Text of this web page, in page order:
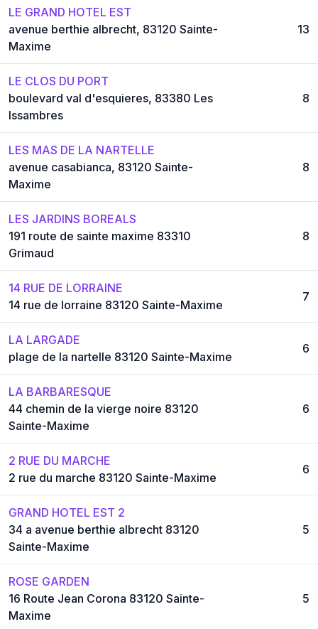
LE GRAND HOTEL EST
avenue berthie albrecht, 83120 Sainte-
Maxime
13
LE CLOS DU PORT
boulevard val d'esquieres, 83380 Les
Issambres
8
LES MAS DE LA NARTELLE
avenue casabianca, 83120 Sainte-
Maxime
8
LES JARDINS BOREALS
191 route de sainte maxime 83310
Grimaud
8
14 RUE DE LORRAINE
14 rue de lorraine 83120 Sainte-Maxime
7
LA LARGADE
plage de la nartelle 83120 Sainte-Maxime
6
LA BARBARESQUE
44 chemin de la vierge noire 83120
Sainte-Maxime
6
2 RUE DU MARCHE
2 rue du marche 83120 Sainte-Maxime
6
GRAND HOTEL EST 2
34 a avenue berthie albrecht 83120
Sainte-Maxime
5
ROSE GARDEN
16 Route Jean Corona 83120 Sainte-
Maxime
5